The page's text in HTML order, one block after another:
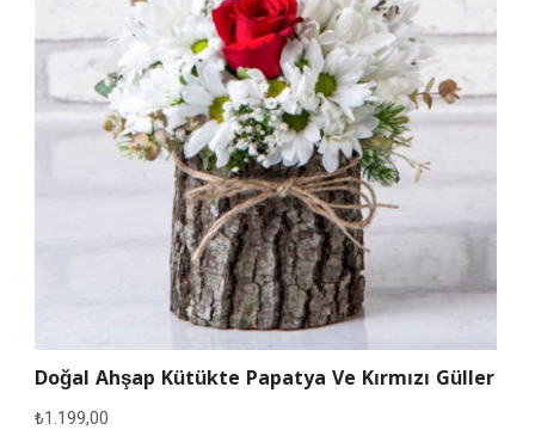
Doğal Ahşap Kütükte Papatya Ve Kırmızı Güller
₺1.199,00